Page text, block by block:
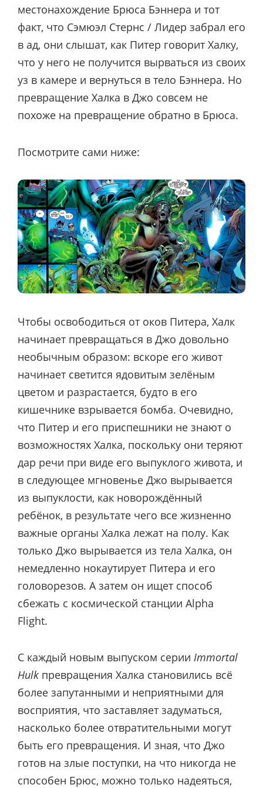
местонахождение Брюса Бэннера и тот
факт, что Сэмюэл Стернс / Лидер забрал его
в ад, они слышат, как Питер говорит Халку,
что у него не получится вырваться из своих
уз в камере и вернуться в тело Бэннера. Но
превращение Халка в Джо совсем не
похоже на превращение обратно в Брюса.
Посмотрите сами ниже:
Чтобы освободиться от оков Питера, Халк
начинает превращаться в Джо довольно
необычным образом: вскоре его живот
начинает светится ядовитым зелёным
цветом и разрастается, будто в его
кишечнике взрывается бомба. Очевидно,
что Питер и его приспешники не знают о
возможностях Халка, поскольку они теряют
дар речи при виде его выпуклого живота, и
в следующее мгновенье Джо вырывается
из выпуклости, как новорождённый
ребёнок, в результате чего все жизненно
важные органы Халка лежат на полу. Как
только Джо вырывается из тела Халка, он
немедленно нокаутирует Питера и его
головорезов. А затем он ищет способ
сбежать с космической станции Alpha
Flight.
С каждый новым выпуском серии Immortal
Hulk превращения Халка становились всё
более запутанными и неприятными для
восприятия, что заставляет задуматься,
насколько более отвратительными могут
быть его превращения. И зная, что Джо
готов на злые поступки, на что никогда не
способен Брюс, можно только надеяться,